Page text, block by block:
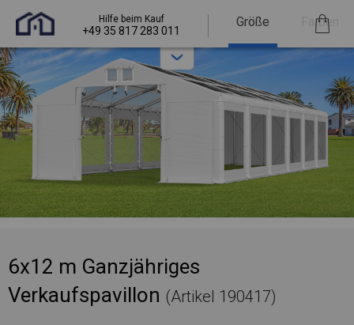
Hilfe beim Kauf
+49 35 817 283 011
Größe Farben
6x12 m Ganzjähriges
Verkaufspavillon (Artikel 190417)